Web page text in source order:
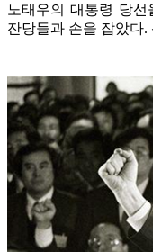
노태우의 대통령 당
잔당들과 손을 잡았다